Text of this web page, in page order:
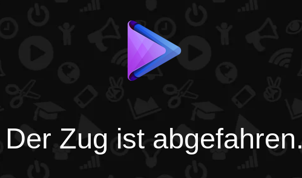
Der Zug ist abgefahren.